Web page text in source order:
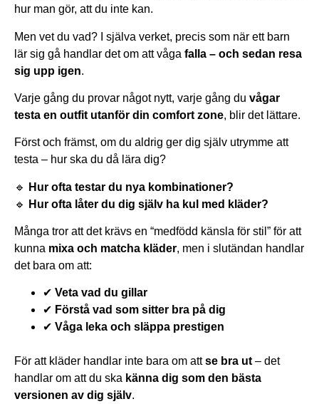
hur man gör, att du inte kan.
Men vet du vad? I själva verket, precis som när ett barn
lär sig gå handlar det om att våga falla – och sedan resa
sig upp igen.
Varje gång du provar något nytt, varje gång du vågar
testa en outfit utanför din comfort zone, blir det lättare.
Först och främst, om du aldrig ger dig själv utrymme att
testa – hur ska du då lära dig?
🔹
Hur ofta testar du nya kombinationer?
🔹
Hur ofta låter du dig själv ha kul med kläder?
Många tror att det krävs en “medfödd känsla för stil” för att
kunna mixa och matcha kläder, men i slutändan handlar
det bara om att:
✔ Veta vad du gillar
✔ Förstå vad som sitter bra på dig
✔ Våga leka och släppa prestigen
För att kläder handlar inte bara om attse bra ut– det
handlar om att du ska känna dig som den bästa
versionen av dig själv.